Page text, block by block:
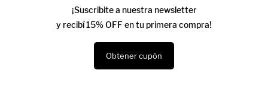
¡Suscribite a nuestra newsletter
y recibí 15% OFF en tu primera compra!
Obtener cupón